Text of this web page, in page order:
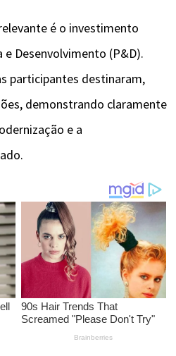
é o investimento
Desenvolvimento (P&D).
participantes destinaram,
demonstrando claramente
e a